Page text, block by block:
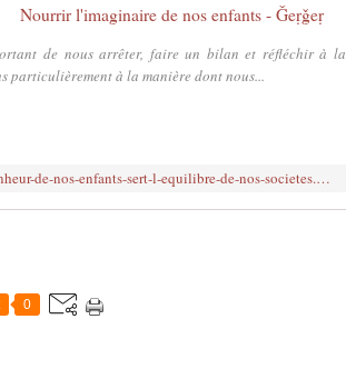
Nourrir l'imaginaire de nos enfants - Ǧeṛǧeṛ
de nous arrêter, faire un bilan et réfléchir à la
particulièrement à la manière dont nous...
https://amis-du-djurdjura.com/2024/12/le-bonheur-de-nos-enfants-sert-l-equilibre-de-nos-societes.html
0